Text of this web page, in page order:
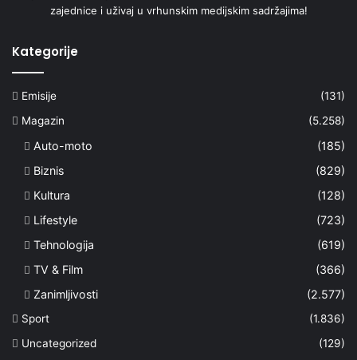
zajednice i uživaj u vrhunskim medijskim sadržajima!
Kategorije
Emisije
(131)
Magazin
(5.258)
Auto-moto
(185)
Biznis
(829)
Kultura
(128)
Lifestyle
(723)
Tehnologija
(619)
TV & Film
(366)
Zanimljivosti
(2.577)
Sport
(1.836)
Uncategorized
(129)